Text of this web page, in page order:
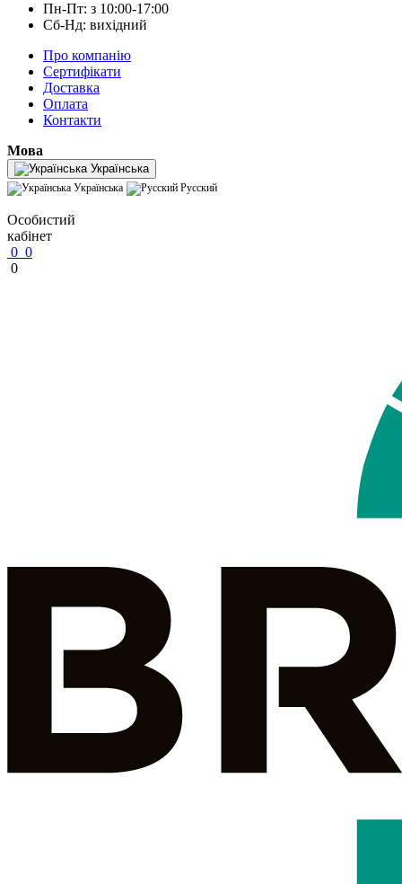
Пн-Пт: з 10:00-17:00
Сб-Нд: вихідний
Про компанію
Сертифікати
Доставка
Оплата
Контакти
Мова
Українська
Українська Русский
Особистий
кабінет
0 0
0